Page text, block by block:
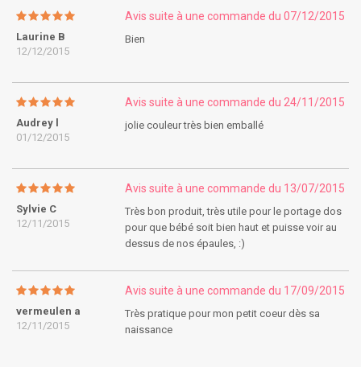
Laurine B
12/12/2015
Avis suite à une commande du 07/12/2015
Bien
Audrey l
01/12/2015
Avis suite à une commande du 24/11/2015
jolie couleur très bien emballé
Sylvie C
12/11/2015
Avis suite à une commande du 13/07/2015
Très bon produit, très utile pour le portage dos
pour que bébé soit bien haut et puisse voir au
dessus de nos épaules, :)
vermeulen a
12/11/2015
Avis suite à une commande du 17/09/2015
Très pratique pour mon petit coeur dès sa
naissance